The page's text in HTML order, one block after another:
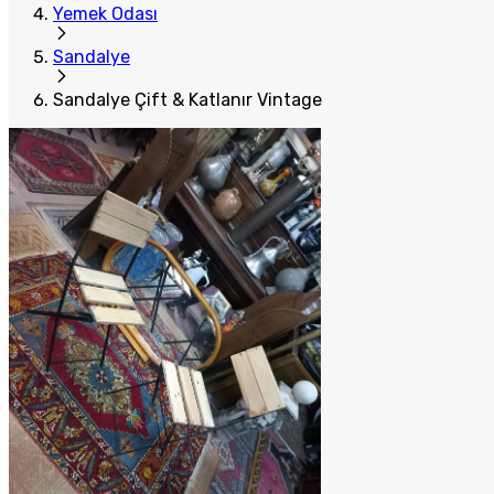
Yemek Odası
Sandalye
Sandalye Çift & Katlanır Vintage